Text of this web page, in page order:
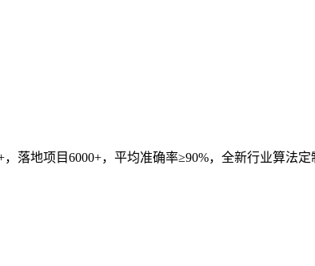
落地项目6000+，平均准确率≥90%，全新行业算法定